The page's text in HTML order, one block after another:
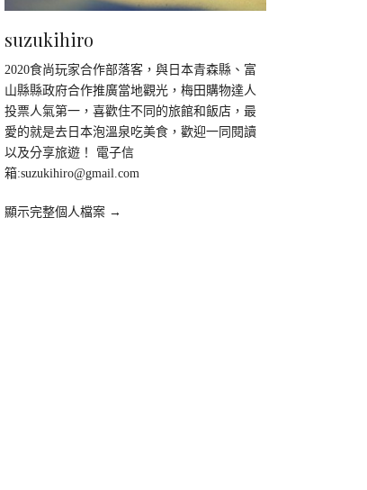
suzukihiro
2020食尚玩家合作部落客，與日本青森縣、富
山縣縣政府合作推廣當地觀光，梅田購物達人
投票人氣第一，喜歡住不同的旅館和飯店，最
愛的就是去日本泡溫泉吃美食，歡迎一同閱讀
以及分享旅遊！ 電子信
箱:suzukihiro@gmail.com
顯示完整個人檔案 →